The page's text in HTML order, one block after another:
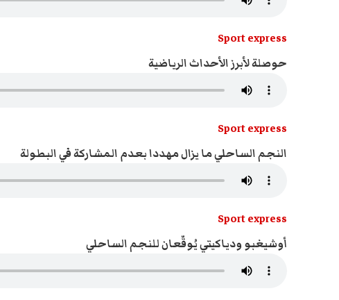
Sport express
حوصلة لأبرز الأحداث الرياضية
Sport express
النجم الساحلي ما يزال مهددا بعدم المشاركة في البطولة
Sport express
أوشيغبو ودياكيتي يُوقّعان للنجم الساحلي